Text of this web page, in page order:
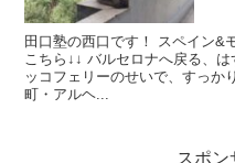
田口塾の西口です！ スペイン&
こちら↓↓ バルセロナへ戻る、
ッコフェリーのせいで、すっか
町・アルヘ...
スポン